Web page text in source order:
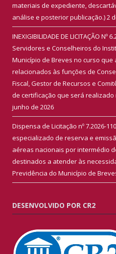
materiais de expediente,
análise e posterior publicação.)2
INEXIGIBILIDADE DE LICITAÇÃO Nº
Servidores e Conselheiros do
Município de Breves no curso
relacionados às funções de
Fiscal, Gestor de Recursos e
de certificação que será realizado
junho de 2026
Dispensa de Licitação nº 7.2026-
especializado de reserva e
aéreas nacionais por intermédio
destinados a atender às
Previdência do Município de
DESENVOLVIDO POR CR2